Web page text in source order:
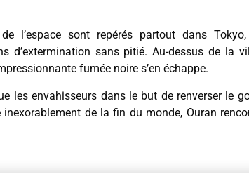
l’espace sont repérés partout dans
d’extermination sans pitié. Au-dessus de la
fumée noire s’en échappe.
les envahisseurs dans le but de renverser le
de la fin du monde, Ouran